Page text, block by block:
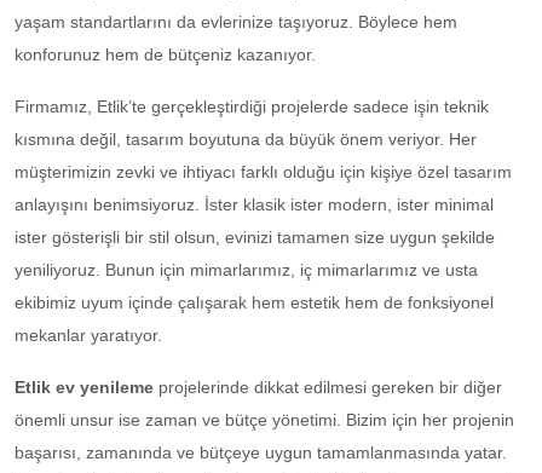
yaşam standartlarını da evlerinize taşıyoruz. Böylece hem
konforunuz hem de bütçeniz kazanıyor.
Firmamız, Etlik’te gerçekleştirdiği projelerde sadece işin teknik
kısmına değil, tasarım boyutuna da büyük önem veriyor. Her
müşterimizin zevki ve ihtiyacı farklı olduğu için kişiye özel tasarım
anlayışını benimsiyoruz. İster klasik ister modern, ister minimal
ister gösterişli bir stil olsun, evinizi tamamen size uygun şekilde
yeniliyoruz. Bunun için mimarlarımız, iç mimarlarımız ve usta
ekibimiz uyum içinde çalışarak hem estetik hem de fonksiyonel
mekanlar yaratıyor.
Etlik ev yenileme projelerinde dikkat edilmesi gereken bir diğer
önemli unsur ise zaman ve bütçe yönetimi. Bizim için her projenin
başarısı, zamanında ve bütçeye uygun tamamlanmasında yatar.